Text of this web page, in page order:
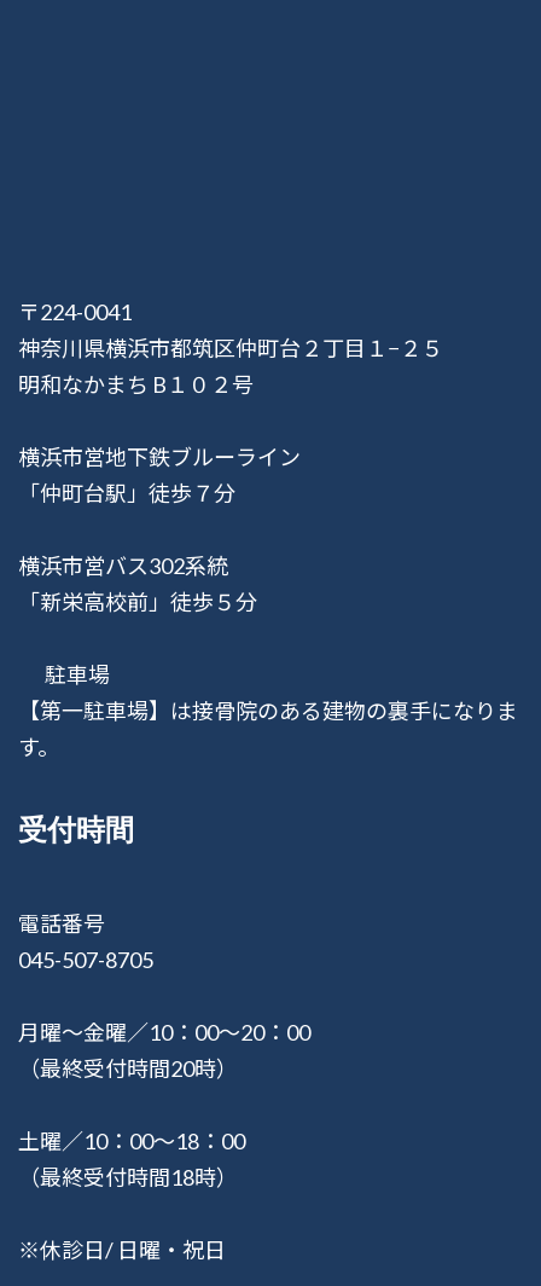
〒224-0041
神奈川県横浜市都筑区仲町台２丁目１−２５
明和なかまち B１０２号
横浜市営地下鉄ブルーライン
「仲町台駅」徒歩７分
横浜市営バス302系統
「新栄高校前」徒歩５分
駐車場
【第一駐車場】は接骨院のある建物の裏手になりま
す。
受付時間
電話番号
045-507-8705
月曜〜金曜／10：00〜20：00
（最終受付時間20時）
土曜／10：00〜18：00
（最終受付時間18時）
※休診日/ 日曜・祝日